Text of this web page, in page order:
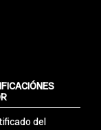
del